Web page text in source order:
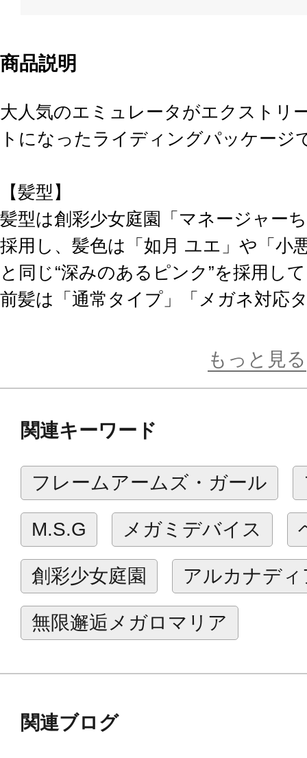
商品説明
大人気のエミュレータがエクストリ
トになったライディングパッケージ
【髪型】
髪型は創彩少女庭園「マネージャー
採用し、髪色は「如月 ユエ」や「小
と同じ“深みのあるピンク”を採用し
前髪は「通常タイプ」「メガネ対応
イプ」の３種類が付属します。
塗装済み眼球可動フェイスが付属。
表情パーツにはタンポ印刷、眼球に
み立てるだけでイメージに近い仕上
付属治具を用いての視線変更ギミッ
頭部のスキンカラーはカラーCを採
【本体色】
拡張スキンパーツ改の肌色部分をあ
ライディングスーツに見立てたカラ
もっと見る
関連キーワード
フレームアームズ・ガール
M.S.G メガミデバイス
創彩少女庭園 アルカナディ
無限邂逅メガロマリア
関連ブログ